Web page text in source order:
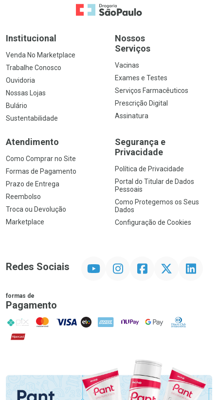
Ir para a Home
Institucional
Venda No Marketplace
Trabalhe Conosco
Ouvidoria
Nossas Lojas
Bulário
Sustentabilidade
Nossos
Serviços
Vacinas
Exames e Testes
Serviços Farmacêuticos
Prescrição Digital
Assinatura
Atendimento
Como Comprar no Site
Formas de Pagamento
Prazo de Entrega
Reembolso
Troca ou Devolução
Marketplace
Segurança e
Privacidade
Política de Privacidade
Portal do Titular de Dados
Pessoais
Como Protegemos os Seus
Dados
Configuração de Cookies
Redes Sociais InstagramFacebookTwitter Linkedin
formas de
Pagamento
PIX MasterCard
VISA ELO AMEX NuPay Google PayDiners Club
Hipercard
Promoção em Destaque